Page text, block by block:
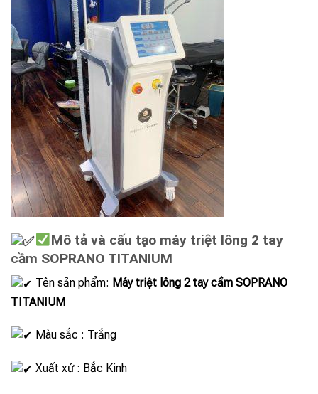
Mô tả và cấu tạo máy triệt lông 2 tay
cầm SOPRANO TITANIUM
Tên sản phẩm: Máy triệt lông 2 tay cầm SOPRANO
TITANIUM
Màu sắc : Trắng
Xuất xứ : Bắc Kinh